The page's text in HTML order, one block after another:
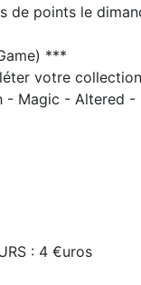
de points le
***
votre
- Magic - Altered -
: 4 €uros